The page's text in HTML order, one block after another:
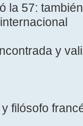
la 57:
y
filósofo